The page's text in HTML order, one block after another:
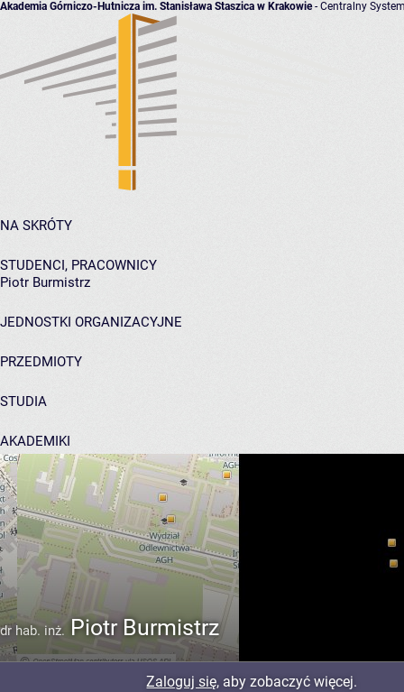
Akademia Górniczo-Hutnicza im. Stanisława Staszica w Krakowie- Centralny
NA SKRÓTY
STUDENCI, PRACOWNICY
Piotr Burmistrz
JEDNOSTKI ORGANIZACYJNE
PRZEDMIOTY
STUDIA
AKADEMIKI
POMOC
dr hab. inż. Piotr Burmistrz
Zaloguj się, aby zobaczyć więcej.